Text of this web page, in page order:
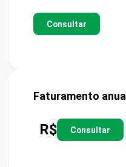
Consultar
Faturamento anual
R$ Consultar